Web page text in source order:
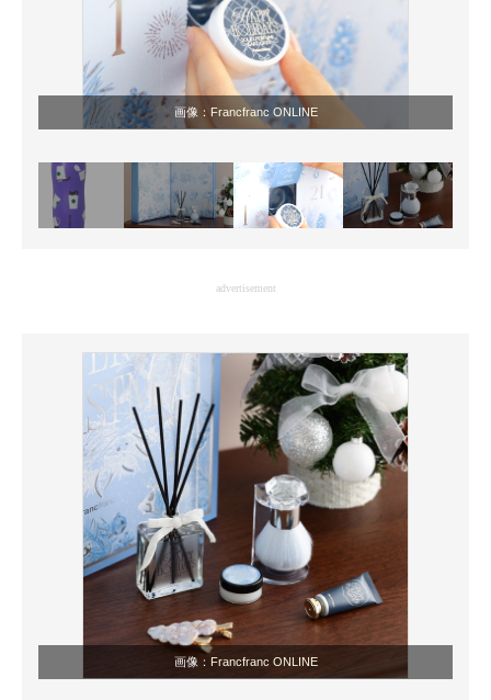
画像： Francfranc ONLINE
advertisement
画像： Francfranc ONLINE